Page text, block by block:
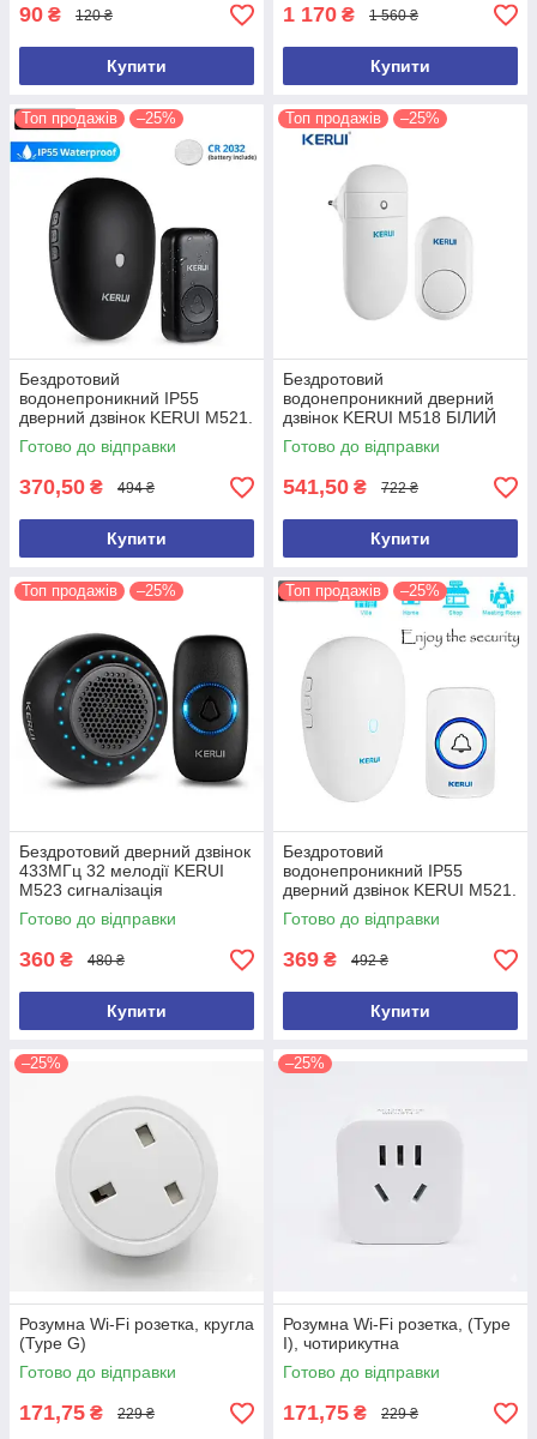
90 ₴ 120 ₴
Купити
1 170 ₴ 1 560 ₴
Купити
Топ продажів –25%
Бездротовий
водонепроникний IP55
дверний дзвінок KERUI M521.
Білий.
Готово до відправки
370,50 ₴ 494 ₴
Купити
Топ продажів –25%
Бездротовий
водонепроникний дверний
дзвінок KERUI M518 БІЛИЙ
Готово до відправки
541,50 ₴ 722 ₴
Купити
Топ продажів –25%
Бездротовий дверний дзвінок
433МГц 32 мелодії KERUI
M523 сигналізація
Готово до відправки
360 ₴ 480 ₴
Купити
Топ продажів –25%
Бездротовий
водонепроникний IP55
дверний дзвінок KERUI M521.
Білий.
Готово до відправки
369 ₴ 492 ₴
Купити
–25%
Розумна Wi-Fi розетка, кругла
(Type G)
Готово до відправки
171,75 ₴ 229 ₴
–25%
Розумна Wi-Fi розетка, (Type
I), чотирикутна
Готово до відправки
171,75 ₴ 229 ₴